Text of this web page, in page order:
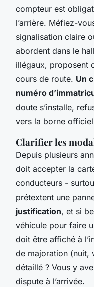
compteur est
l’arrière. Méfiez-
signalisation claire
abordent dans le
illégaux, proposent
cours de route. Un
numéro
doute s’installe,
vers la borne
Clarifier les
Depuis plusieurs
doit accepter la
conducteurs -
prétextent une
justification, et si
véhicule pour faire
doit être affiché à
de majoration (nuit,
détaillé ? Vous y
dispute à l’arrivée.